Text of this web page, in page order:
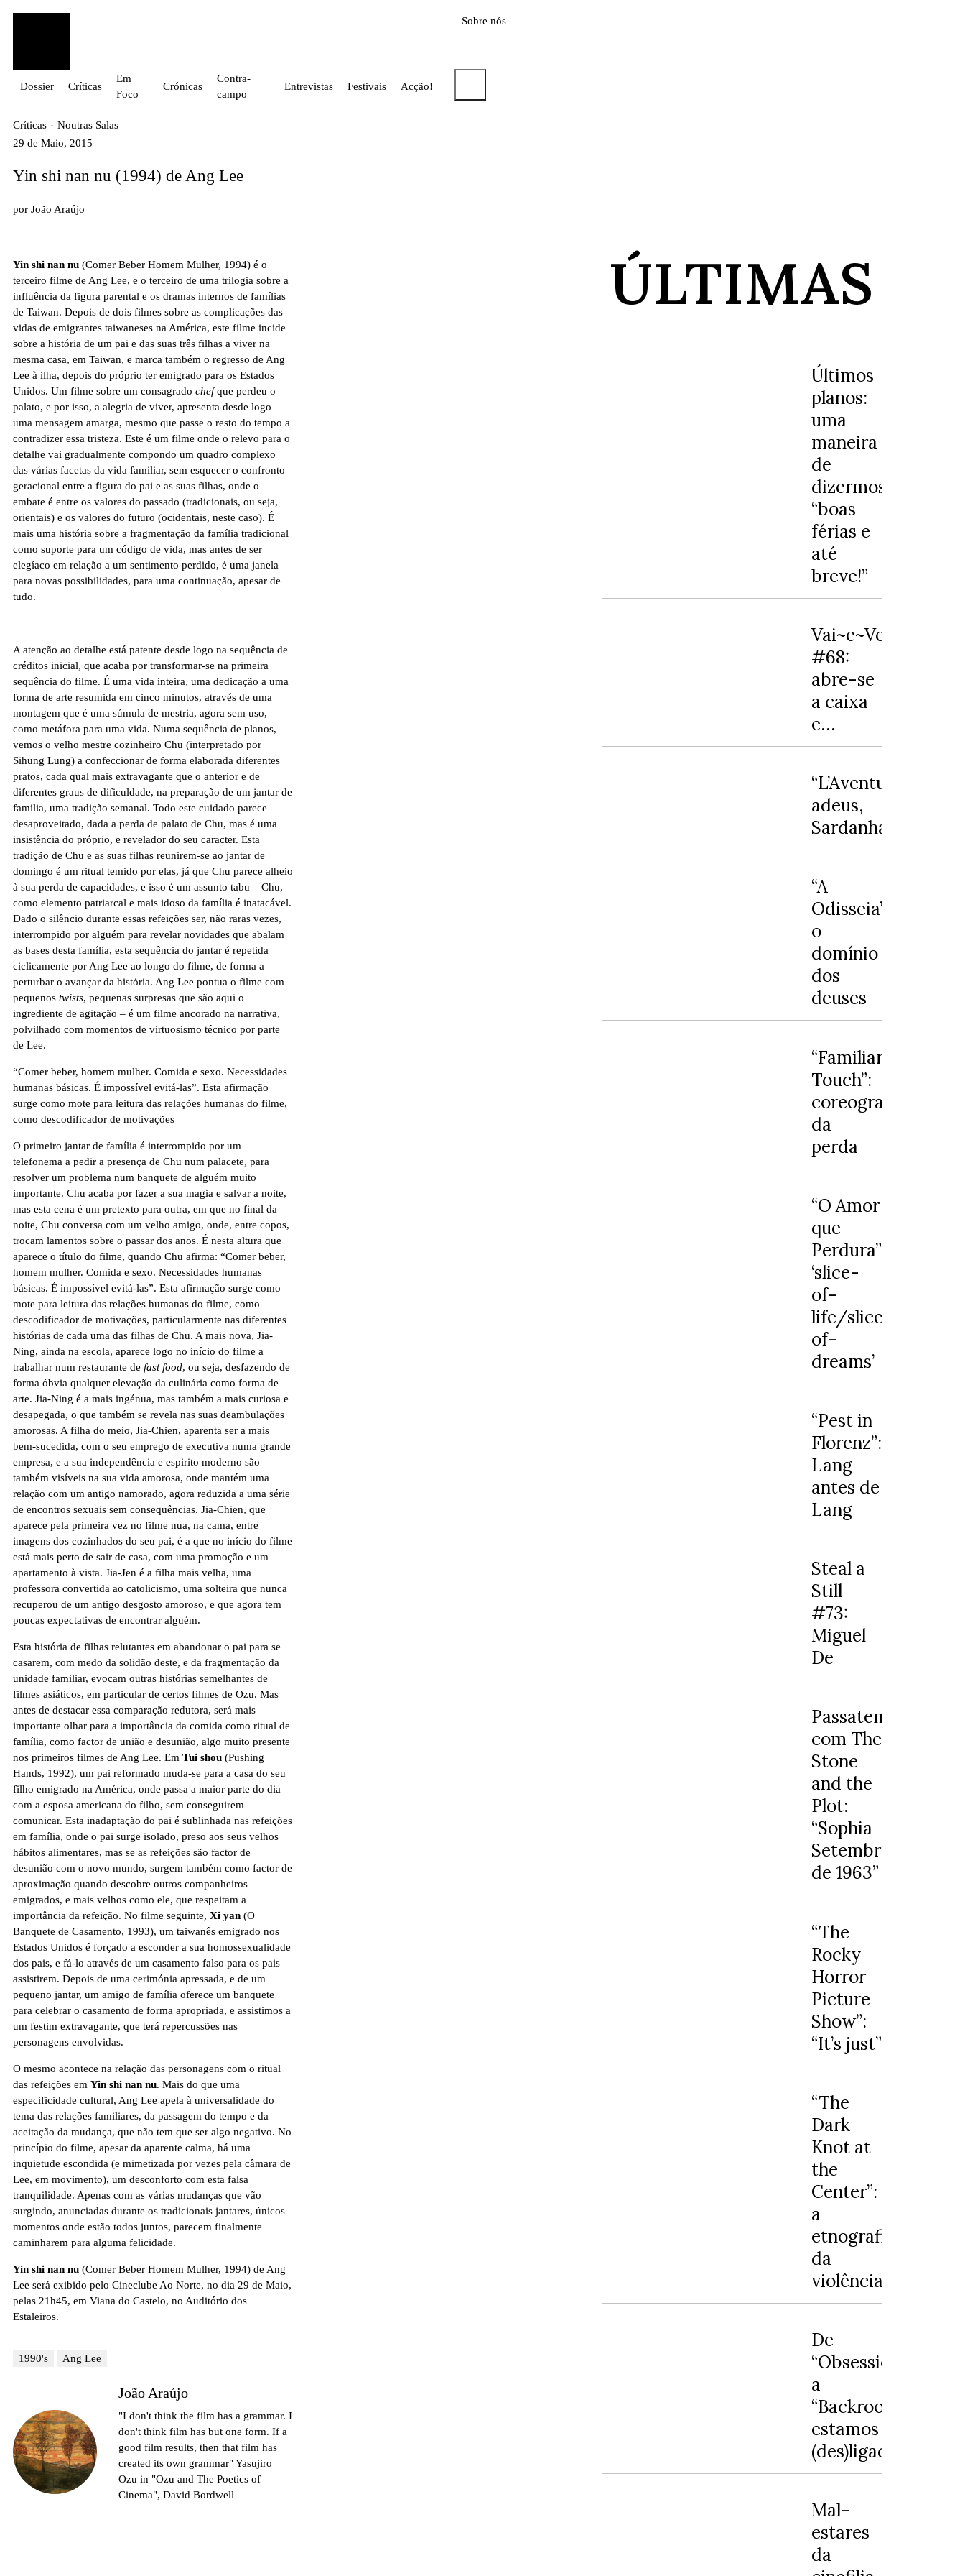
Dossier Críticas
Em
Foco
Crónicas
Contra-
campo
Entrevistas Festivais Acção!
Sobre nós
Críticas · Noutras Salas
29 de Maio, 2015
Yin shi nan nu (1994) de Ang Lee
por João Araújo
Yin shi nan nu (Comer Beber Homem Mulher, 1994) é o
terceiro filme de Ang Lee, e o terceiro de uma trilogia sobre a
influência da figura parental e os dramas internos de famílias
de Taiwan. Depois de dois filmes sobre as complicações das
vidas de emigrantes taiwaneses na América, este filme incide
sobre a história de um pai e das suas três filhas a viver na
mesma casa, em Taiwan, e marca também o regresso de Ang
Lee à ilha, depois do próprio ter emigrado para os Estados
Unidos. Um filme sobre um consagrado chefque perdeu o
palato, e por isso, a alegria de viver, apresenta desde logo
uma mensagem amarga, mesmo que passe o resto do tempo a
contradizer essa tristeza. Este é um filme onde o relevo para o
detalhe vai gradualmente compondo um quadro complexo
das várias facetas da vida familiar, sem esquecer o confronto
geracional entre a figura do pai e as suas filhas, onde o
embate é entre os valores do passado (tradicionais, ou seja,
orientais) e os valores do futuro (ocidentais, neste caso). É
mais uma história sobre a fragmentação da família tradicional
como suporte para um código de vida, mas antes de ser
elegíaco em relação a um sentimento perdido, é uma janela
para novas possibilidades, para uma continuação, apesar de
tudo.
A atenção ao detalhe está patente desde logo na sequência de
créditos inicial, que acaba por transformar-se na primeira
sequência do filme. É uma vida inteira, uma dedicação a uma
forma de arte resumida em cinco minutos, através de uma
montagem que é uma súmula de mestria, agora sem uso,
como metáfora para uma vida. Numa sequência de planos,
vemos o velho mestre cozinheiro Chu (interpretado por
Sihung Lung) a confeccionar de forma elaborada diferentes
pratos, cada qual mais extravagante que o anterior e de
diferentes graus de dificuldade, na preparação de um jantar de
família, uma tradição semanal. Todo este cuidado parece
desaproveitado, dada a perda de palato de Chu, mas é uma
insistência do próprio, e revelador do seu caracter. Esta
tradição de Chu e as suas filhas reunirem-se ao jantar de
domingo é um ritual temido por elas, já que Chu parece alheio
à sua perda de capacidades, e isso é um assunto tabu – Chu,
como elemento patriarcal e mais idoso da família é inatacável.
Dado o silêncio durante essas refeições ser, não raras vezes,
interrompido por alguém para revelar novidades que abalam
as bases desta família, esta sequência do jantar é repetida
ciclicamente por Ang Lee ao longo do filme, de forma a
perturbar o avançar da história. Ang Lee pontua o filme com
pequenos twists, pequenas surpresas que são aqui o
ingrediente de agitação – é um filme ancorado na narrativa,
polvilhado com momentos de virtuosismo técnico por parte
de Lee.
“Comer beber, homem mulher. Comida e sexo. Necessidades
humanas básicas. É impossível evitá-las”. Esta afirmação
surge como mote para leitura das relações humanas do filme,
como descodificador de motivações
O primeiro jantar de família é interrompido por um
telefonema a pedir a presença de Chu num palacete, para
resolver um problema num banquete de alguém muito
importante. Chu acaba por fazer a sua magia e salvar a noite,
mas esta cena é um pretexto para outra, em que no final da
noite, Chu conversa com um velho amigo, onde, entre copos,
trocam lamentos sobre o passar dos anos. É nesta altura que
aparece o título do filme, quando Chu afirma: “Comer beber,
homem mulher. Comida e sexo. Necessidades humanas
básicas. É impossível evitá-las”. Esta afirmação surge como
mote para leitura das relações humanas do filme, como
descodificador de motivações, particularmente nas diferentes
histórias de cada uma das filhas de Chu. A mais nova, Jia-
Ning, ainda na escola, aparece logo no início do filme a
trabalhar num restaurante de fast food, ou seja, desfazendo de
forma óbvia qualquer elevação da culinária como forma de
arte. Jia-Ning é a mais ingénua, mas também a mais curiosa e
desapegada, o que também se revela nas suas deambulações
amorosas. A filha do meio, Jia-Chien, aparenta ser a mais
bem-sucedida, com o seu emprego de executiva numa grande
empresa, e a sua independência e espirito moderno são
também visíveis na sua vida amorosa, onde mantém uma
relação com um antigo namorado, agora reduzida a uma série
de encontros sexuais sem consequências. Jia-Chien, que
aparece pela primeira vez no filme nua, na cama, entre
imagens dos cozinhados do seu pai, é a que no início do filme
está mais perto de sair de casa, com uma promoção e um
apartamento à vista. Jia-Jen é a filha mais velha, uma
professora convertida ao catolicismo, uma solteira que nunca
recuperou de um antigo desgosto amoroso, e que agora tem
poucas expectativas de encontrar alguém.
Esta história de filhas relutantes em abandonar o pai para se
casarem, com medo da solidão deste, e da fragmentação da
unidade familiar, evocam outras histórias semelhantes de
filmes asiáticos, em particular de certos filmes de Ozu. Mas
antes de destacar essa comparação redutora, será mais
importante olhar para a importância da comida como ritual de
família, como factor de união e desunião, algo muito presente
nos primeiros filmes de Ang Lee. Em Tui shou (Pushing
Hands, 1992), um pai reformado muda-se para a casa do seu
filho emigrado na América, onde passa a maior parte do dia
com a esposa americana do filho, sem conseguirem
comunicar. Esta inadaptação do pai é sublinhada nas refeições
em família, onde o pai surge isolado, preso aos seus velhos
hábitos alimentares, mas se as refeições são factor de
desunião com o novo mundo, surgem também como factor de
aproximação quando descobre outros companheiros
emigrados, e mais velhos como ele, que respeitam a
importância da refeição. No filme seguinte, Xi yan (O
Banquete de Casamento, 1993), um taiwanês emigrado nos
Estados Unidos é forçado a esconder a sua homossexualidade
dos pais, e fá-lo através de um casamento falso para os pais
assistirem. Depois de uma cerimónia apressada, e de um
pequeno jantar, um amigo de família oferece um banquete
para celebrar o casamento de forma apropriada, e assistimos a
um festim extravagante, que terá repercussões nas
personagens envolvidas.
O mesmo acontece na relação das personagens com o ritual
das refeições em Yin shi nan nu. Mais do que uma
especificidade cultural, Ang Lee apela à universalidade do
tema das relações familiares, da passagem do tempo e da
aceitação da mudança, que não tem que ser algo negativo. No
princípio do filme, apesar da aparente calma, há uma
inquietude escondida (e mimetizada por vezes pela câmara de
Lee, em movimento), um desconforto com esta falsa
tranquilidade. Apenas com as várias mudanças que vão
surgindo, anunciadas durante os tradicionais jantares, únicos
momentos onde estão todos juntos, parecem finalmente
caminharem para alguma felicidade.
Yin shi nan nu (Comer Beber Homem Mulher, 1994) de Ang
Lee será exibido pelo Cineclube Ao Norte, no dia 29 de Maio,
pelas 21h45, em Viana do Castelo, no Auditório dos
Estaleiros.
1990's Ang Lee
João Araújo
"I don't think the film has a grammar. I
don't think film has but one form. If a
good film results, then that film has
created its own grammar" Yasujiro
Ozu in "Ozu and The Poetics of
Cinema", David Bordwell
ÚLTIMAS
Últimos
planos:
uma
maneira
de
dizermos
“boas
férias e
até
breve!”
Vai~e~Vem
#68:
abre-se
a caixa
e…
“L’Aventura”:
adeus,
Sardanha!
“A
Odisseia”:
o
domínio
dos
deuses
“Familiar
Touch”:
coreografia
da
perda
“O Amor
que
Perdura”:
‘slice-
of-
life/slice-
of-
dreams’
“Pest in
Florenz”:
Lang
antes de
Lang
Steal a
Still
#73:
Miguel
De
Passatempo
com The
Stone
and the
Plot:
“Sophia
Setembro
de 1963”
“The
Rocky
Horror
Picture
Show”:
“It’s just”
“The
Dark
Knot at
the
Center”:
a
etnografia
da
violência
De
“Obsession”
a
“Backrooms”:
estamos
(des)ligados
Mal-
estares
da